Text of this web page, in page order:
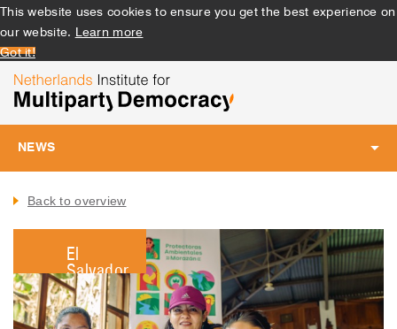
This website uses cookies to ensure you get the best experience on
our website. Learn more
Got it!
NEWS
navigation
Back to overview
El
Salvador